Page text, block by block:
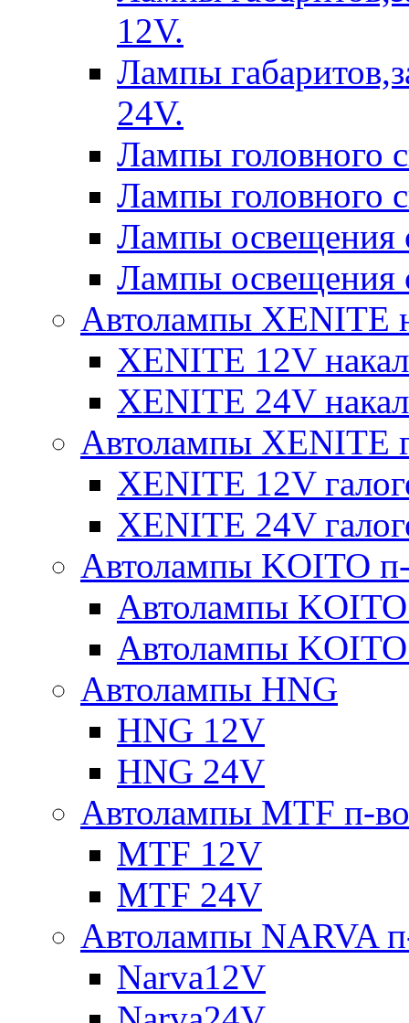
12V.
Лампы
24V.
Лампы головного
Лампы головного
Лампы освещения
Лампы освещения
Автолампы XENITE
XENITE 12V
XENITE 24V
Автолампы XENITE
XENITE 12V
XENITE 24V
Автолампы KOITO
Автолампы
Автолампы
Автолампы HNG
HNG 12V
HNG 24V
Автолампы MTF п-
MTF 12V
MTF 24V
Автолампы NARVA
Narva12V